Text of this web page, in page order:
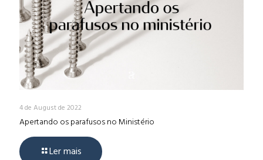
4 de August de 2022
Apertando os parafusos no Ministério
Ler mais